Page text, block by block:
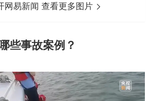
网易新闻 查看更多图片
些事故案例？